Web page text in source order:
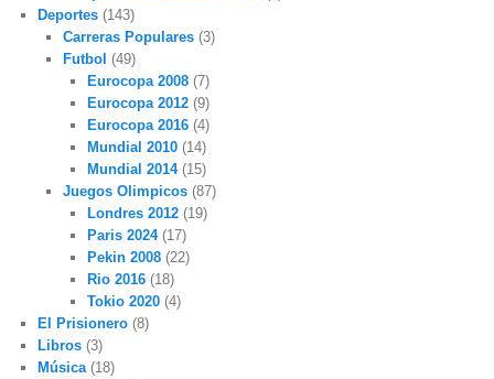
Deportes (143)
Carreras Populares(3)
Futbol (49)
Eurocopa 2008 (7)
Eurocopa 2012 (9)
Eurocopa 2016 (4)
Mundial 2010 (14)
Mundial 2014(15)
Juegos Olimpicos(87)
Londres 2012 (19)
Paris 2024(17)
Pekin 2008 (22)
Rio 2016 (18)
Tokio 2020 (4)
El Prisionero (8)
Libros (3)
Música (18)